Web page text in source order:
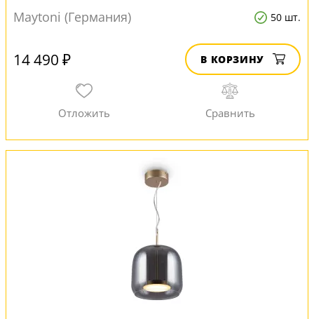
Maytoni (Германия)
50 шт.
14 490 ₽ В КОРЗИНУ